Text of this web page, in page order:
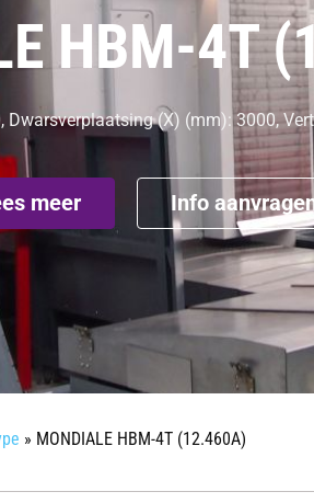
HBM-4T
Dwarsverplaatsing (X) (mm): 3000,
meer Info
» MONDIALE HBM-4T (12.460A)